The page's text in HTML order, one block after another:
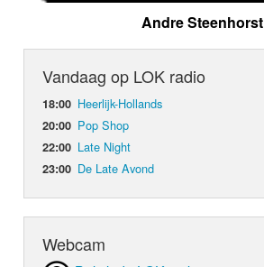
Andre Steenhorst
Vandaag op LOK radio
18:00 Heerlijk-Hollands
20:00 Pop Shop
22:00 Late Night
23:00 De Late Avond
Webcam